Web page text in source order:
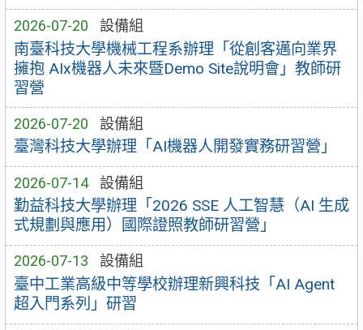
2026-07-20 設備組
南臺科技大學機械工程系辦理「從創客邁向業界
擁抱 AIx機器人未來暨Demo Site說明會」教師研
習營
2026-07-20 設備組
臺灣科技大學辦理「AI機器人開發實務研習營」
2026-07-14 設備組
勤益科技大學辦理「2026 SSE 人工智慧（AI 生成
式規劃與應用）國際證照教師研習營」
2026-07-13 設備組
臺中工業高級中等學校辦理新興科技「AI Agent
超入門系列」研習